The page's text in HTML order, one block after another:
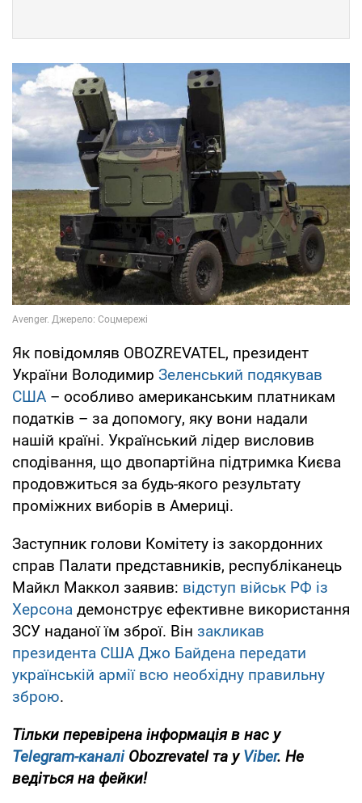
Як повідомляв OBOZREVATEL, президент
України Володимир Зеленський подякував
США – особливо американським платникам
податків – за допомогу, яку вони надали
нашій країні. Український лідер висловив
сподівання, що двопартійна підтримка Києва
продовжиться за будь-якого результату
проміжних виборів в Америці.
Заступник голови Комітету із закордонних
справ Палати представників, республіканець
Майкл Маккол заявив: відступ військ РФ із
Херсона демонструє ефективне використання
ЗСУ наданої їм зброї. Він закликав
президента США Джо Байдена передати
українській армії всю необхідну правильну
зброю.
Тільки перевірена інформація в нас у
Telegram-каналіObozrevatel та уViber. Не
ведіться на фейки!